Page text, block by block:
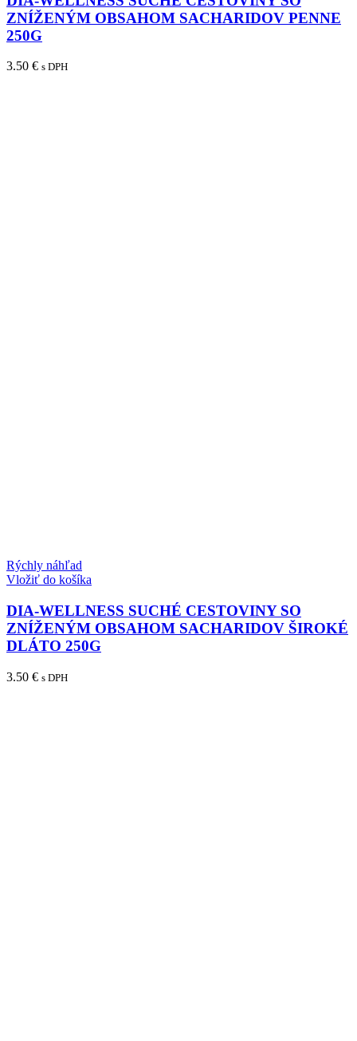
ZNÍŽENÝM OBSAHOM SACHARIDOV PENNE
250G
3.50 € s DPH
Rýchly náhľad
Vložiť do košíka
DIA-WELLNESS SUCHÉ CESTOVINY SO
ZNÍŽENÝM OBSAHOM SACHARIDOV ŠIROKÉ
DLÁTO 250G
3.50 € s DPH